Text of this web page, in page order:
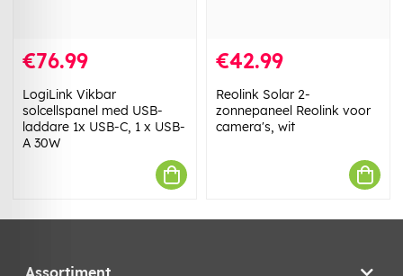
€76.99
LogiLink Vikbar
solcellspanel med USB-
laddare 1x USB-C, 1 x USB-
A 30W
€42.99
Reolink Solar 2-
zonnepaneel Reolink voor
camera's, wit
Assortiment